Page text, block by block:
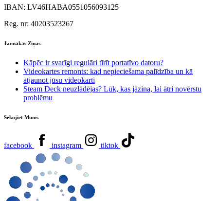
IBAN: LV46HABA0551056093125
Reg. nr: 40203523267
Jaunākās Ziņas
Kāpēc ir svarīgi regulāri tīrīt portatīvo datoru?
Videokartes remonts: kad nepieciešama palīdzība un kā
atjaunot jūsu videokarti
Steam Deck neuzlādējas? Lūk, kas jāzina, lai ātri novērstu
problēmu
Sekojiet Mums
facebook instagram tiktok